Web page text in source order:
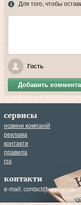
Для того, чтобы
Гость
Добавить
сервисы
новини компаній
реклама
контакти
правила
rss
контакти
e-mail: contact@capital.ua